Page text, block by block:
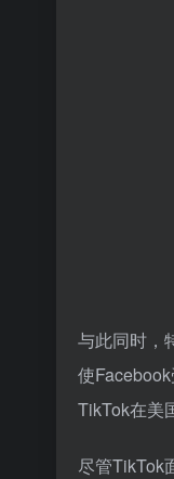
与此同时，
使
TikTok在美
尽管TikTok